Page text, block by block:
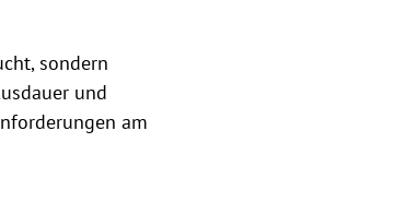
sondern
und
am